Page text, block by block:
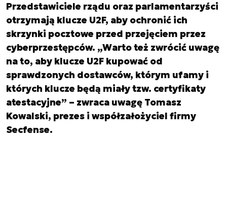
Przedstawiciele rządu oraz parlamentarzyści
otrzymają klucze U2F, aby ochronić ich
skrzynki pocztowe przed przejęciem przez
cyberprzestępców. „Warto też zwrócić uwagę
na to, aby klucze U2F kupować od
sprawdzonych dostawców, którym ufamy i
których klucze będą miały tzw. certyfikaty
atestacyjne” – zwraca uwagę Tomasz
Kowalski, prezes i współzałożyciel firmy
Secfense.